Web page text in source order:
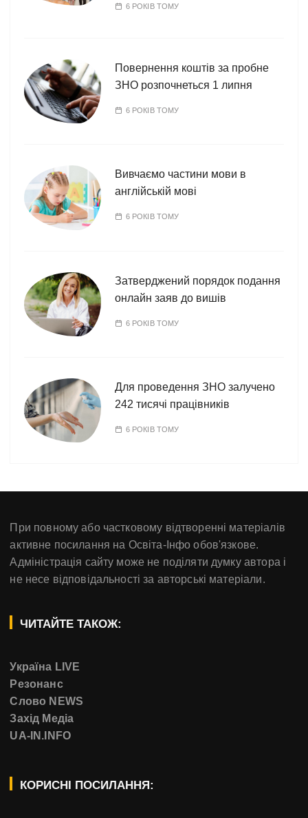
6 РОКІВ ТОМУ
Повернення коштів за пробне
ЗНО розпочнеться 1 липня
6 РОКІВ ТОМУ
Вивчаємо частини мови в
англійській мові
6 РОКІВ ТОМУ
Затверджений порядок подання
онлайн заяв до вишів
6 РОКІВ ТОМУ
Для проведення ЗНО залучено
242 тисячі працівників
6 РОКІВ ТОМУ
При повному або частковому відтворенні матеріалів
активне посилання на Освіта-Інфо обов'язкове.
Адміністрація сайту може не поділяти думку автора і
не несе відповідальності за авторські матеріали.
ЧИТАЙТЕ ТАКОЖ:
Україна LIVE
Резонанс
Слово NEWS
Захід Медіа
UA-IN.INFO
КОРИСНІ ПОСИЛАННЯ: